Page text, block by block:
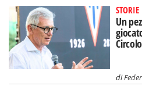
STORIE
Un
di